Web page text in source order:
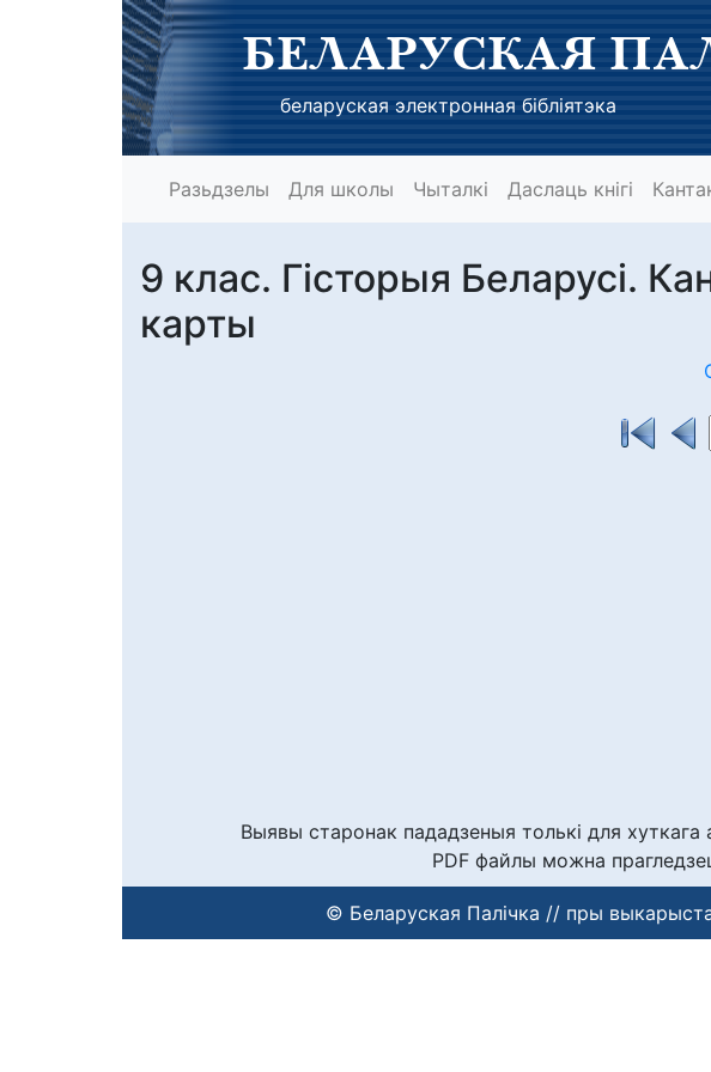
БЕЛАРУСКАЯ
беларуская электронная бібліятэка
Разьдзелы Для школы Чыталкі Даслаць кнігі
9 клас. Гісторыя Беларусі.
карты
Выявы старонак пададзеныя толькі для
PDF файлы можна
© Беларуская Палічка // пры